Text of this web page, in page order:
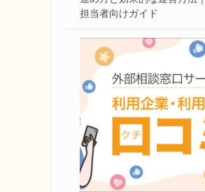
担当者向けガイド